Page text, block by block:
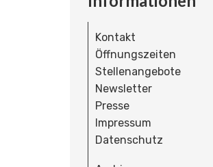
Kontakt
Öffnungszeiten
Stellenangebote
Newsletter
Presse
Impressum
Datenschutz